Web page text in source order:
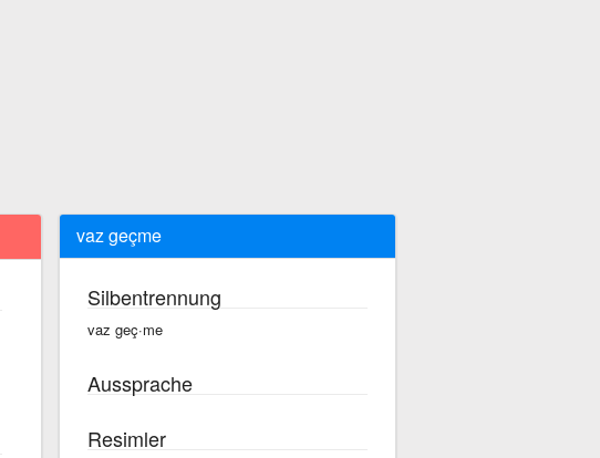
vaz geçme
Silbentrennung
vaz geç·me
Aussprache
Resimler